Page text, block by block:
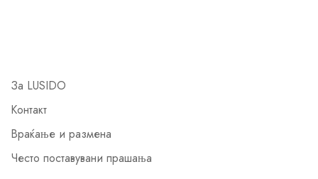
За LUSIDO
Контакт
Враќање и размена
Често поставувани прашања